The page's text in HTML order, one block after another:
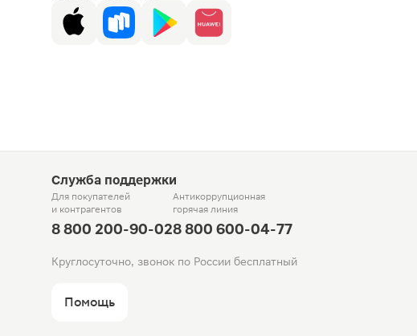
Служба поддержки
Для покупателей
и контрагентов
8 800 200-90-02
Антикоррупционная
горячая линия
8 800 600-04-77
Круглосуточно, звонок по России бесплатный
Помощь